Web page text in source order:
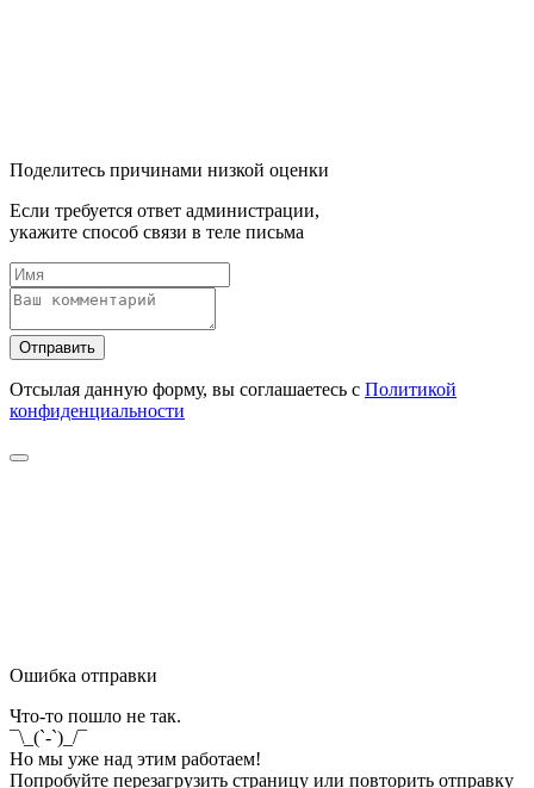
Поделитесь причинами низкой оценки
Если требуется ответ администрации,
укажите способ связи в теле письма
Отправить
Отсылая данную форму, вы соглашаетесь с Политикой
конфиденциальности
Ошибка отправки
Что-то пошло не так.
¯\_(`-`)_/¯
Но мы уже над этим работаем!
Попробуйте перезагрузить страницу или повторить отправку